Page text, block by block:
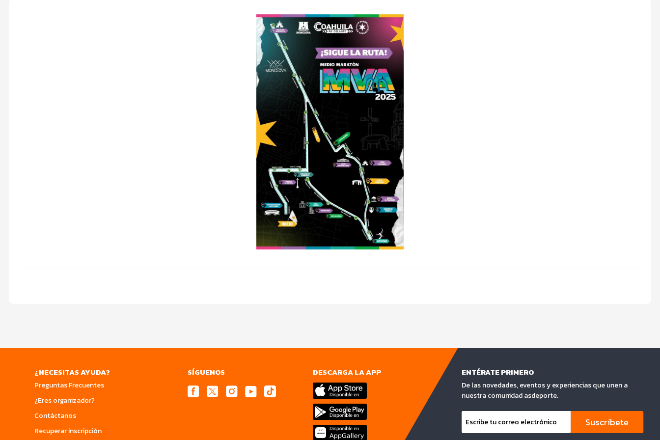
¿NECESITAS AYUDA?
Preguntas Frecuentes
¿Eres organizador?
Contáctanos
Recuperar inscripción
SÍGUENOS DESCARGA LA APP ENTÉRATE PRIMERO
De las novedades, eventos y experiencias que unen a
nuestra comunidad asdeporte.
Suscríbete